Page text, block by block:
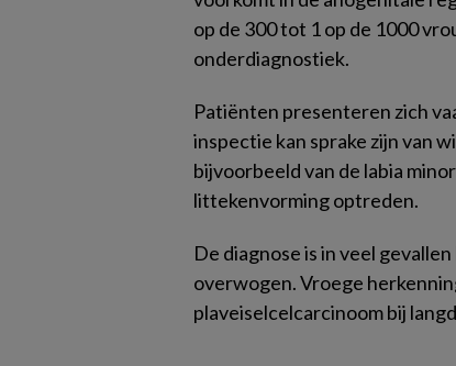
op de 300 tot 1 op de 1000
onderdiagnostiek.
Patiënten presenteren zich
inspectie kan sprake zijn van
bijvoorbeeld van de labia
littekenvorming optreden.
De diagnose is in veel
overwogen. Vroege
plaveiselcelcarcinoom bij